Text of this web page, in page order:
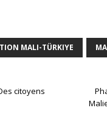
MALI-TÜRKIYE
citoyens